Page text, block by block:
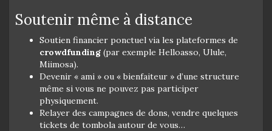
Soutenir même à distance
Soutien financier ponctuel via les plateformes de
crowdfunding (par exemple Helloasso, Ulule,
Miimosa).
Devenir « ami » ou « bienfaiteur » d’une structure
même si vous ne pouvez pas participer
physiquement.
Relayer des campagnes de dons, vendre quelques
tickets de tombola autour de vous…